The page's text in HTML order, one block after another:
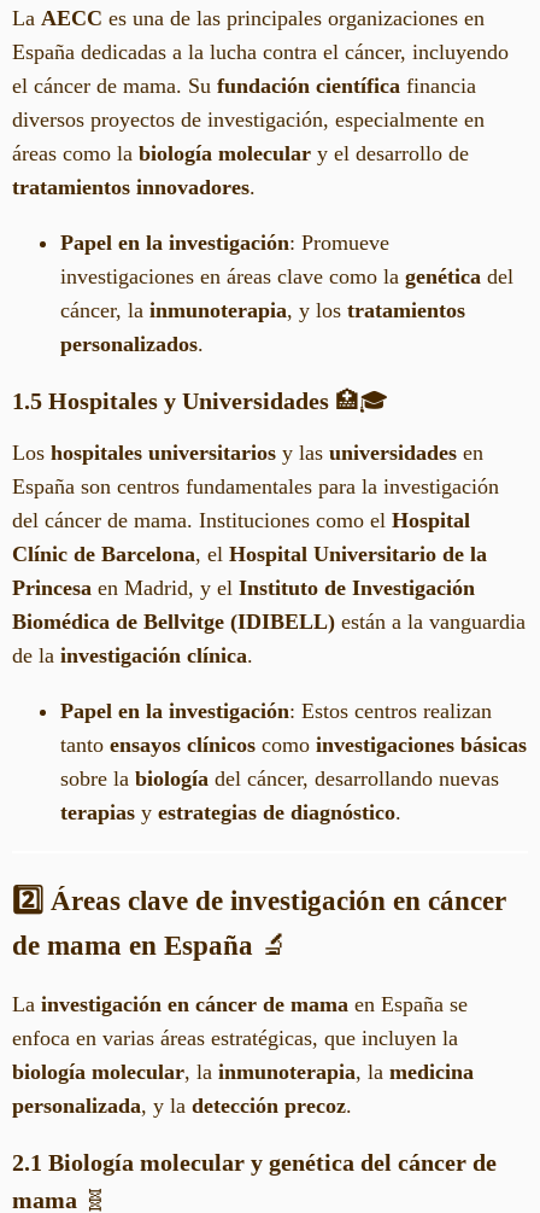
La AECC es una de las principales organizaciones en
España dedicadas a la lucha contra el cáncer, incluyendo
el cáncer de mama. Su fundación científica financia
diversos proyectos de investigación, especialmente en
áreas como la biología molecular y el desarrollo de
tratamientos innovadores.
Papel en la investigación: Promueve
investigaciones en áreas clave como la genética del
cáncer, la inmunoterapia, y los tratamientos
personalizados.
1.5 Hospitales y Universidades 🏥🎓
Los hospitales universitarios y las universidades en
España son centros fundamentales para la investigación
del cáncer de mama. Instituciones como el Hospital
Clínic de Barcelona, el Hospital Universitario de la
Princesa en Madrid, y el Instituto de Investigación
Biomédica de Bellvitge (IDIBELL) están a la vanguardia
de la investigación clínica.
Papel en la investigación: Estos centros realizan
tanto ensayos clínicos como investigaciones básicas
sobre la biología del cáncer, desarrollando nuevas
terapias y estrategias de diagnóstico.
2️⃣ Áreas clave de investigación en cáncer
de mama en España 🔬
La investigación en cáncer de mama en España se
enfoca en varias áreas estratégicas, que incluyen la
biología molecular, la inmunoterapia, la medicina
personalizada, y la detección precoz.
2.1 Biología molecular y genética del cáncer de
mama 🧬